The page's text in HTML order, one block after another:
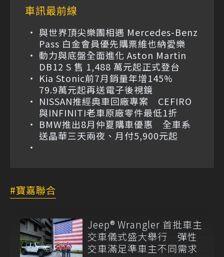
車訊最前線
與世界頂尖樂團相遇 Mercedes-Benz
Pass 白金會員優先購票維也納愛樂
動力與底盤全面進化 Aston Martin
DB12 S 售 1,488 萬元起正式登台
Kia Stonic前7月銷量年增145%
79.9萬元起再送電子後視鏡
NISSAN推經典車回廠專案 CEFIRO
與INFINITI老車原廠零件最低1折
BMW推出8月仲夏購車優惠 全車系
送晶華三天兩夜、月付5,900元起
寶嘉聯合
Jeep® Wrangler 首批車主
交車儀式盛大舉行 彈性
交車滿足準車主不同需求